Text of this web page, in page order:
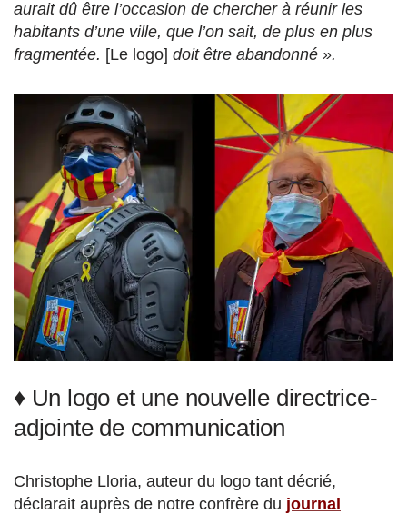
aurait dû être l’occasion de chercher à réunir les
habitants d’une ville, que l’on sait, de plus en plus
fragmentée. [Le logo] doit être abandonné ».
♦ Un logo et une nouvelle directrice-
adjointe de communication
Christophe Lloria, auteur du logo tant décrié,
déclarait auprès de notre confrère du journal